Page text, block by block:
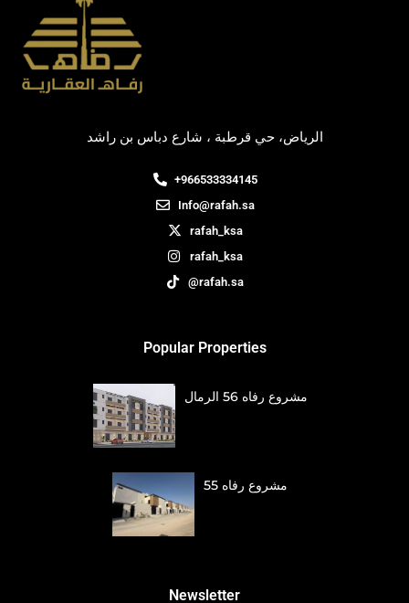
الرياض، حي قرطبة ، شارع دباس بن راشد
+966533334145
Info@rafah.sa
rafah_ksa
rafah_ksa
@rafah.sa
Popular Properties
مشروع رفاه 56 الرمال
مشروع رفاه 55
Newsletter